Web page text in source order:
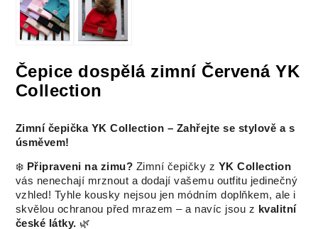
Čepice dospělá zimní Červená YK
Collection
Zimní čepička YK Collection – Zahřejte se stylově a s
úsměvem!
❄️ Připraveni na zimu? Zimní čepičky z YK Collection
vás nenechají mrznout a dodají vašemu outfitu jedinečný
vzhled! Tyhle kousky nejsou jen módním doplňkem, ale i
skvělou ochranou před mrazem – a navíc jsou z kvalitní
české látky. 🌿